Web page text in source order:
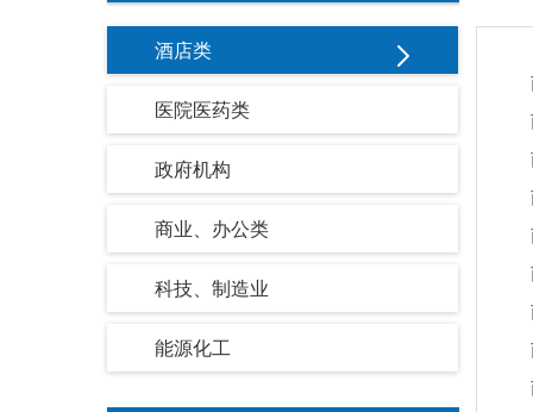
酒店类
医院医药类
政府机构
商业、办公类
科技、制造业
能源化工